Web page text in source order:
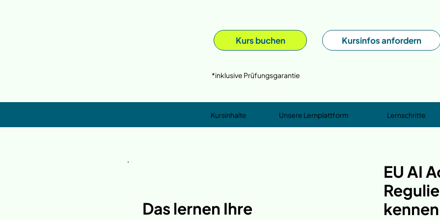
*inklusive Prüfungsgarantie
Kurs buchen Kursinfos anfordern
Kursinhalte Unsere Lernplattform Lernschritte
Das lernen Ihre
EU AI